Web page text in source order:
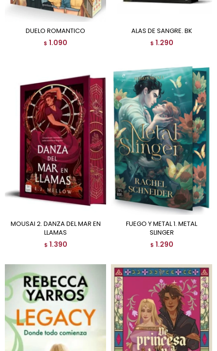
DUELO ROMANTICO
$ 1.090
ALAS DE SANGRE. BK
$ 1.290
MOUSAI 2. DANZA DEL MAR EN
LLAMAS
$ 1.390
FUEGO Y METAL 1. METAL
SLINGER
$ 1.290